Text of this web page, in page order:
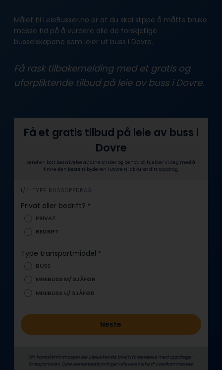
Målet til LeieBusser.no er at du skal slippe å måtte bruke
masse tid på å vurdere alle de forskjellige
busselskapene som leier ut buss i Dovre.
Få rask tilbakemelding med et gratis og
uforpliktende tilbud på leie av buss i Dovre.
Få et gratis tilbud på leie av buss i
Dovre
Send en kort beskrivelse av dine ønsker og behov, så hjelper vi deg med å
finne den beste tilbyderen i Dovre til akkurat ditt oppdrag.
i
n
d
1/4: TYPE BUSSOPPDRAG
Privat eller bedrift? *
PRIVAT
BEDRIFT
Type transportmiddel *
BUSS
MINIBUSS M/ SJÅFØR
MINIBUSS U/ SJÅFØR
Neste
Din kontaktinformasjon blir utelukkende brukt i forbindelse med oppdrags­
forespørselen. Dine person­­opplysninger utleveres ikke til uvedkommende.